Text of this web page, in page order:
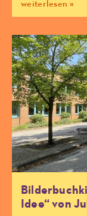
weiterlesen »
Idee“ von